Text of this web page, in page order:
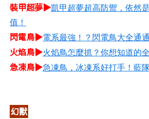
裝甲超夢▶凱甲超夢超高防禦，依然
值！
閃電鳥▶電系最強！？閃電鳥大全通
火焰鳥▶火焰鳥怎麼抓？你想知道的
急凍鳥▶急凍鳥，冰凍系好打手！藍
幻獸